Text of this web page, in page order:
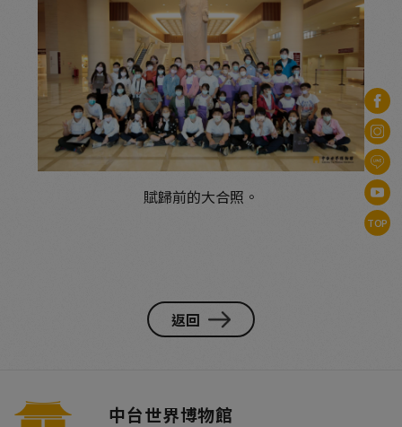
賦歸前的大合照。
返回
中台世界博物館
TOP